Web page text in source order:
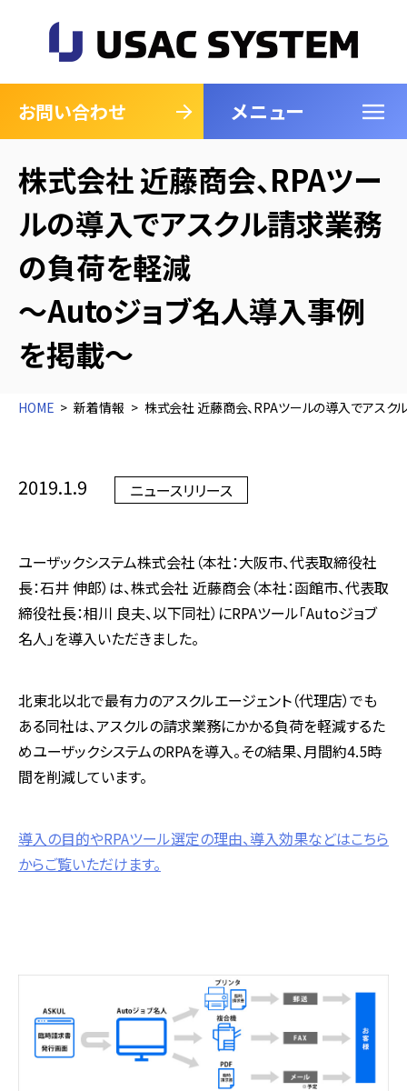
お問い合わせ メニュー
閉じる
株式会社 近藤商会、RPAツー
ルの導入でアスクル請求業務
の負荷を軽減
～Autoジョブ名人導入事例
を掲載～
HOME 新着情報 株式会社 近藤商会、RPAツールの導入でアス
2019.1.9 ニュースリリース
ユーザックシステム株式会社（本社：大阪市、代表取締役社
長：石井 伸郎）は、株式会社 近藤商会（本社：函館市、代表取
締役社長：相川 良夫、以下同社）にRPAツール「Autoジョブ
名人」を導入いただきました。
北東北以北で最有力のアスクルエージェント（代理店）でも
ある同社は、アスクルの請求業務にかかる負荷を軽減するた
めユーザックシステムのRPAを導入。その結果、月間約4.5時
間を削減しています。
導入の目的やRPAツール選定の理由、導入効果などはこちら
からご覧いただけます。